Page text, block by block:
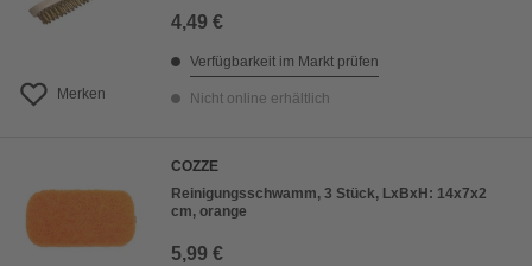
Merken
4,49 €
Verfügbarkeit im Markt prüfen
Nicht online erhältlich
COZZE
Reinigungsschwamm, 3 Stück, LxBxH: 14x7x2
cm, orange
5,99 €